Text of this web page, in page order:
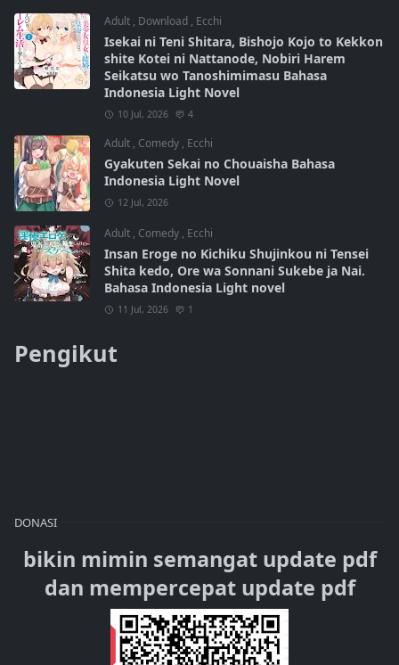
Adult , Download , Ecchi
Isekai ni Teni Shitara, Bishojo Kojo to Kekkon
shite Kotei ni Nattanode, Nobiri Harem
Seikatsu wo Tanoshimimasu Bahasa
Indonesia Light Novel
10 Jul, 2026 4
Adult , Comedy , Ecchi
Gyakuten Sekai no Chouaisha Bahasa
Indonesia Light Novel
12 Jul, 2026
Adult , Comedy , Ecchi
Insan Eroge no Kichiku Shujinkou ni Tensei
Shita kedo, Ore wa Sonnani Sukebe ja Nai.
Bahasa Indonesia Light novel
11 Jul, 2026 1
Pengikut
DONASI
bikin mimin semangat update pdf
dan mempercepat update pdf